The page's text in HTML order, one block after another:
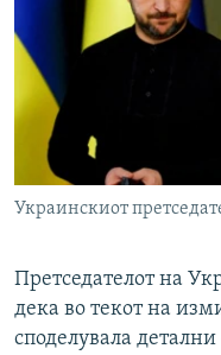
Украинскиот
Претседателот на
дека во текот на
споделувала